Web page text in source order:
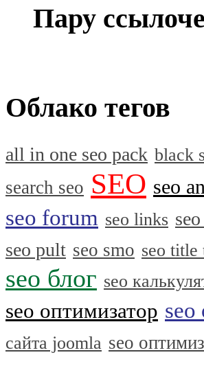
Пару
Облако тегов
all in one seo pack black
search seo SEO seo
seo forum seo links
seo pult seo smo seo title
seo блог seo
seo оптимизатор seo
сайта joomla seo